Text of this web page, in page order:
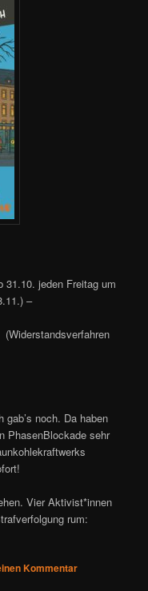
31.10. jeden Freitag um
–
gab’s noch. Da haben
PhasenBlockade sehr
Vier Aktivist*innen
rum:
Kommentar